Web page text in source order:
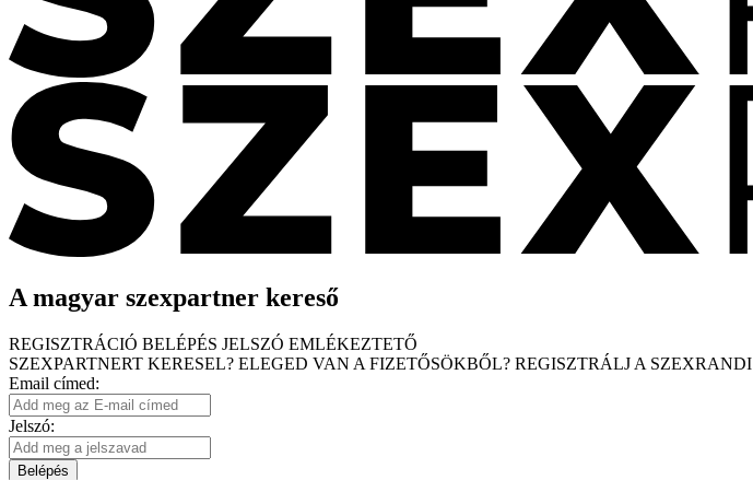
A magyar szexpartner kereső
REGISZTRÁCIÓ BELÉPÉS JELSZÓ EMLÉKEZTETŐ
SZEXPARTNERT KERESEL? ELEGED VAN A FIZETŐSÖKBŐL? REGISZTRÁLJ A SZEXRANDI
Email címed:
Jelszó:
Belépés